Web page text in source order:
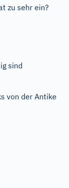
zu sehr ein?
sind
von der Antike